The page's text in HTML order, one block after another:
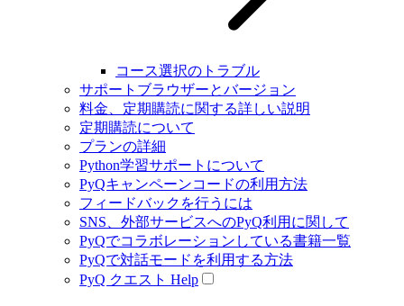
コース選択のトラブル
サポートブラウザーとバージョン
料金、定期購読に関する詳しい説明
定期購読について
プランの詳細
Python学習サポートについて
PyQキャンペーンコードの利用方法
フィードバックを行うには
SNS、外部サービスへのPyQ利用に関して
PyQでコラボレーションしている書籍一覧
PyQで対話モードを利用する方法
PyQ クエスト Help